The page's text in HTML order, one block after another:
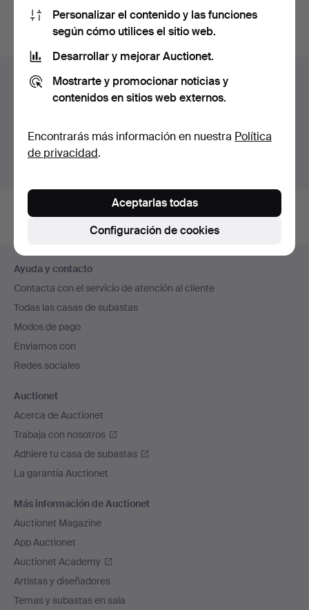
También puedes buscar ennuestro archivo de
subastas concluidas .
Lotes en Suecia
Estás viendo únicamente los lotes en Suecia.
para todas nuestras piezas.
Navegación
en
el
pie
de
página
Ayuda y contacto
Contacta con el servicio de atención al cliente
Todas las casas de subastas
Modos de pago
Enviamos con
Redes sociales
Auctionet
Acerca de Auctionet
Trabaja con nosotros
Adhiere tu casa de subastas
La garantía Auctionet
Más información de Auctionet
Auctionet Magazine
App Auctionet
Auctionet Academy
Artistas y diseñadores
Temas y subastas en sala
Personalizar el contenido y las funciones
según cómo utilices el sitio web.
Desarrollar y mejorar Auctionet.
Mostrarte y promocionar noticias y
contenidos en sitios web externos.
Encontrarás más información en nuestra Política
de privacidad.
Configuración de cookies
Aceptarlas todas